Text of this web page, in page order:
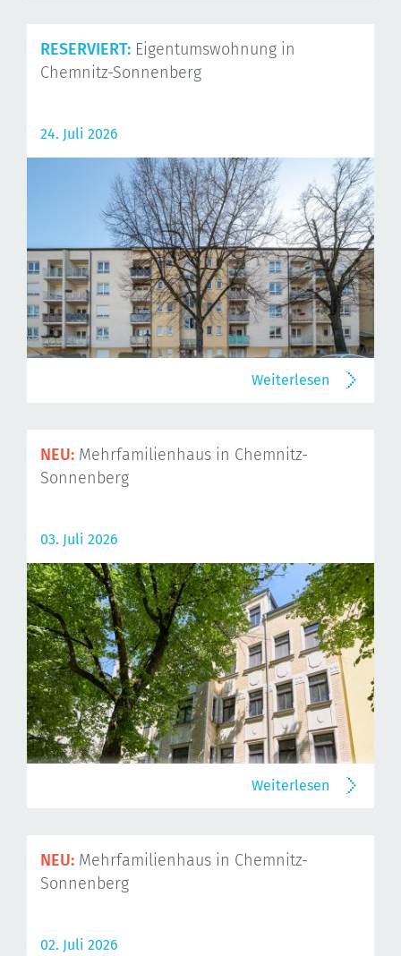
RESERVIERT: Eigentumswohnung in
Chemnitz-Sonnenberg
24. Juli 2026
Weiterlesen
NEU: Mehrfamilienhaus in Chemnitz-
Sonnenberg
03. Juli 2026
Weiterlesen
NEU: Mehrfamilienhaus in Chemnitz-
Sonnenberg
02. Juli 2026